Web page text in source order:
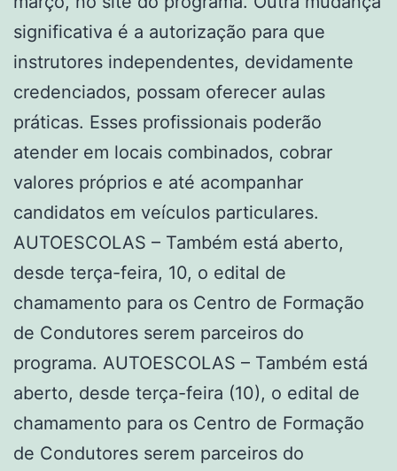
significativa é a autorização para que
instrutores independentes, devidamente
credenciados, possam oferecer aulas
práticas. Esses profissionais poderão
atender em locais combinados, cobrar
valores próprios e até acompanhar
candidatos em veículos particulares.
AUTOESCOLAS – Também está aberto,
desde terça-feira, 10, o edital de
chamamento para os Centro de Formação
de Condutores serem parceiros do
programa. AUTOESCOLAS – Também está
aberto, desde terça-feira (10), o edital de
chamamento para os Centro de Formação
de Condutores serem parceiros do